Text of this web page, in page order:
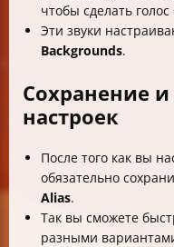
чтобы сделать
Эти звуки
Backgrounds.
Сохранение
настроек
После того как вы
обязательно
Alias.
Так вы сможете
разными